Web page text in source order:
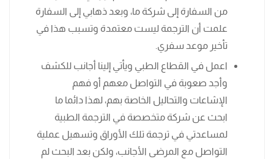
من السفارة إلى شركة ما، وبعد ذهابي إلى السفارة
علمت أن الترجمة ليست معتمدة وتسبب هذا في
تأخير موعد سفري.
اعمل في القطاع الطبي ويأتي إلينا أجانب للكشف
وأجد صعوبة في التواصل معهم أو فهم
الإشاعات والتحاليل الخاصة بهم، لهذا دائما ما
ابحث عن شركة متخصصة في الترجمة الطبية
لمساعدتي في ترجمة تلك الأوراق وتسهيل عملية
التواصل مع المرضى الأجانب، ولكن بعد البحث لم